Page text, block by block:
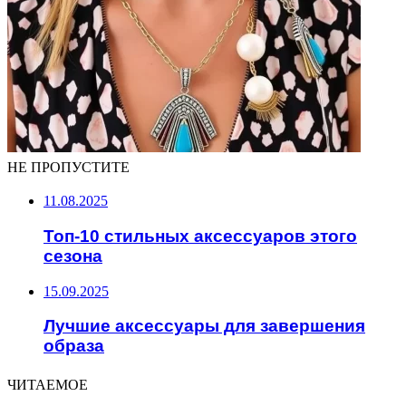
НЕ ПРОПУСТИТЕ
11.08.2025
Топ-10 стильных аксессуаров этого
сезона
15.09.2025
Лучшие аксессуары для завершения
образа
ЧИТАЕМОЕ